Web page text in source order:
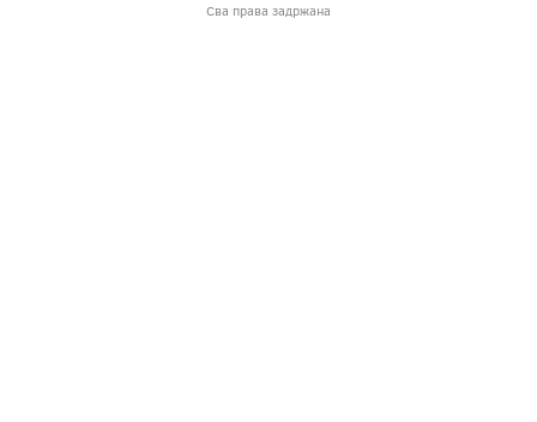
Сва права задржана